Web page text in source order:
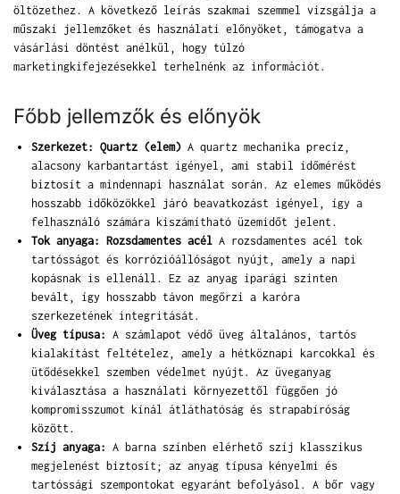
öltözethez. A következő leírás szakmai szemmel vizsgálja a
műszaki jellemzőket és használati előnyöket, támogatva a
vásárlási döntést anélkül, hogy túlzó
marketingkifejezésekkel terhelnénk az információt.
Főbb jellemzők és előnyök
Szerkezet: Quartz (elem) A quartz mechanika precíz,
alacsony karbantartást igényel, ami stabil időmérést
biztosít a mindennapi használat során. Az elemes működés
hosszabb időközökkel járó beavatkozást igényel, így a
felhasználó számára kiszámítható üzemidőt jelent.
Tok anyaga: Rozsdamentes acél A rozsdamentes acél tok
tartósságot és korrózióállóságot nyújt, amely a napi
kopásnak is ellenáll. Ez az anyag iparági szinten
bevált, így hosszabb távon megőrzi a karóra
szerkezetének integritását.
Üveg típusa: A számlapot védő üveg általános, tartós
kialakítást feltételez, amely a hétköznapi karcokkal és
ütődésekkel szemben védelmet nyújt. Az üveganyag
kiválasztása a használati környezettől függően jó
kompromisszumot kínál átláthatóság és strapabíróság
között.
Szíj anyaga: A barna színben elérhető szíj klasszikus
megjelenést biztosít; az anyag típusa kényelmi és
tartóssági szempontokat egyaránt befolyásol. A bőr vagy